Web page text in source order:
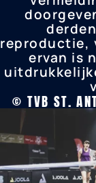
reproductie,
ervan is
©️ TVB ST.